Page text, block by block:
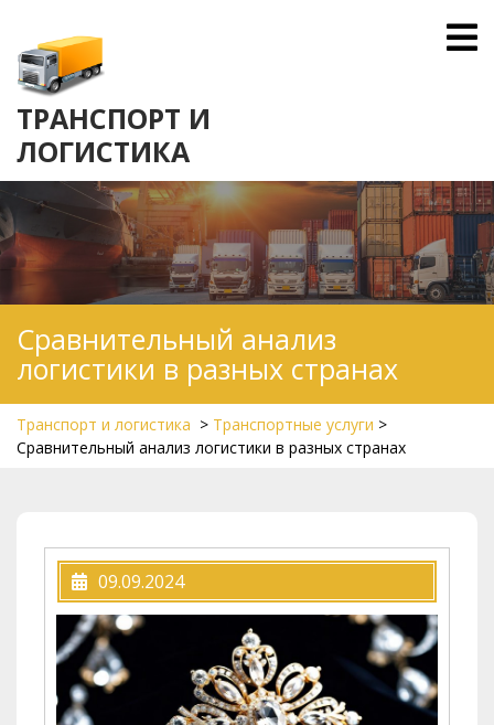
content
ТРАНСПОРТ И
ЛОГИСТИКА
Сравнительный анализ
логистики в разных странах
Транспорт и логистика > Транспортные услуги >
Сравнительный анализ логистики в разных странах
09.09.2024